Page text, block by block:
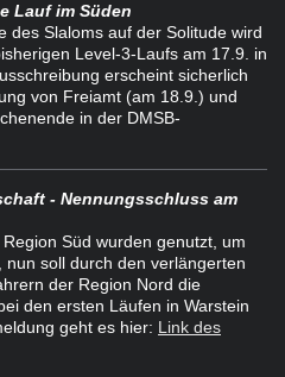
Lauf im Süden
des Slaloms auf der Solitude wird
Level-3-Laufs am 17.9. in
erscheint sicherlich
von Freiamt (am 18.9.) und
in der DMSB-
- Nennungsschluss am
Süd wurden genutzt, um
soll durch den verlängerten
der Region Nord die
den ersten Läufen in Warstein
geht es hier: Link des